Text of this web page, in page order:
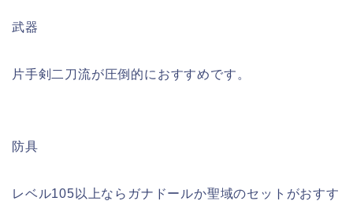
武器
片手剣二刀流が圧倒的におすすめです。
防具
レベル105以上ならガナドールか聖域のセットがおすす